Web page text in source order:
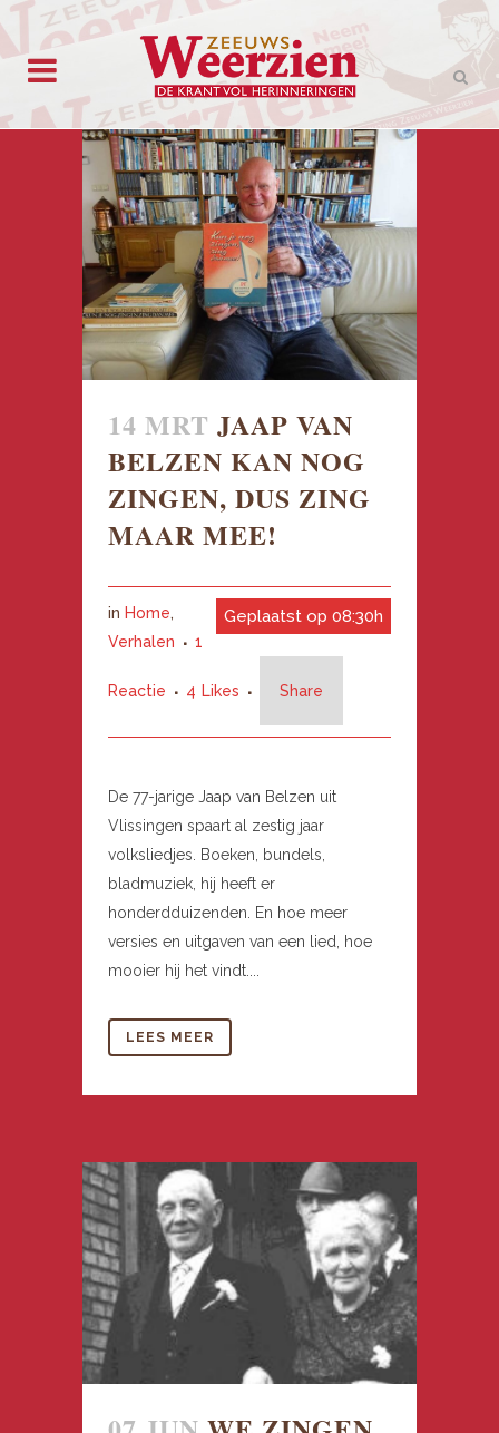
14 MRT JAAP VAN
BELZEN KAN NOG
ZINGEN, DUS ZING
MAAR MEE!
Geplaatst op 08:30h
in Home,
Verhalen
1
Reactie 4 Likes Share
De 77-jarige Jaap van Belzen uit
Vlissingen spaart al zestig jaar
volksliedjes. Boeken, bundels,
bladmuziek, hij heeft er
honderdduizenden. En hoe meer
versies en uitgaven van een lied, hoe
mooier hij het vindt....
LEES MEER